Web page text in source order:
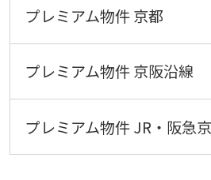
プレミアム物件 京都
プレミアム物件 京阪沿線
プレミアム物件 JR・阪急